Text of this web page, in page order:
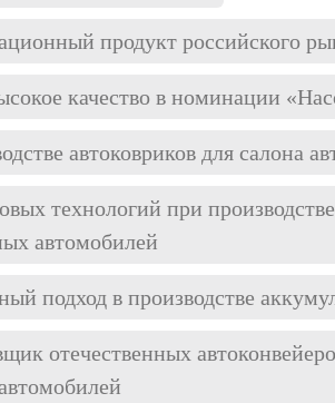
продукт российского
качество в номинации
автоковриков для салона
технологий при
автомобилей
подход в производстве
отечественных